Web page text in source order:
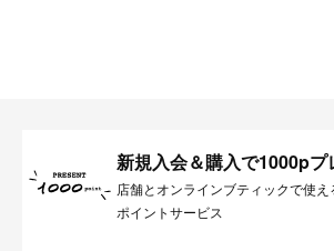
新規入会＆購入で1000pプ
店舗とオンラインブティックで使え
ポイントサービス